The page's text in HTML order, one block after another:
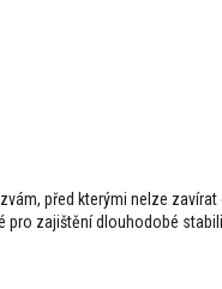
před kterými nelze
zajištění dlouhodobé